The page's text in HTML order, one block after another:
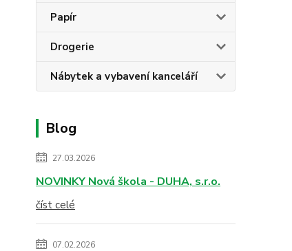
Papír
Drogerie
Nábytek a vybavení kanceláří
Blog
27.03.2026
NOVINKY Nová škola - DUHA, s.r.o.
číst celé
07.02.2026